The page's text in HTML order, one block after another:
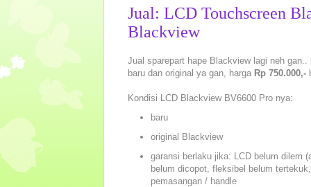
Jual: LCD Touchscreen
Blackview
Jual sparepart hape Blackview lagi neh
baru dan original ya gan, harga Rp 750.000,-
Kondisi LCD Blackview BV6600 Pro nya:
baru
original Blackview
garansi berlaku jika: LCD belum dilem
belum dicopot, fleksibel belum
pemasangan / handle